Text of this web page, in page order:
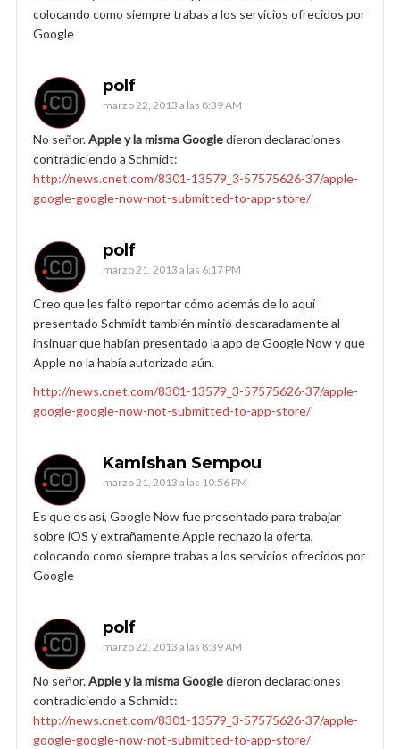
colocando como siempre trabas a los servicios ofrecidos por
Google
polf
marzo 22, 2013 a las 8:39 AM
No señor.Apple y la misma Googledieron declaraciones
contradiciendo a Schmidt:
http://news.cnet.com/8301-13579_3-57575626-37/apple-
google-google-now-not-submitted-to-app-store/
polf
marzo 21, 2013 a las 6:17 PM
Creo que les faltó reportar cómo además de lo aquí
presentado Schmidt también mintió descaradamente al
insinuar que habían presentado la app de Google Now y que
Apple no la había autorizado aún.
http://news.cnet.com/8301-13579_3-57575626-37/apple-
google-google-now-not-submitted-to-app-store/
Kamishan Sempou
marzo 21, 2013 a las 10:56 PM
Es que es así, Google Now fue presentado para trabajar
sobre iOS y extrañamente Apple rechazo la oferta,
colocando como siempre trabas a los servicios ofrecidos por
Google
polf
marzo 22, 2013 a las 8:39 AM
No señor.Apple y la misma Googledieron declaraciones
contradiciendo a Schmidt:
http://news.cnet.com/8301-13579_3-57575626-37/apple-
google-google-now-not-submitted-to-app-store/